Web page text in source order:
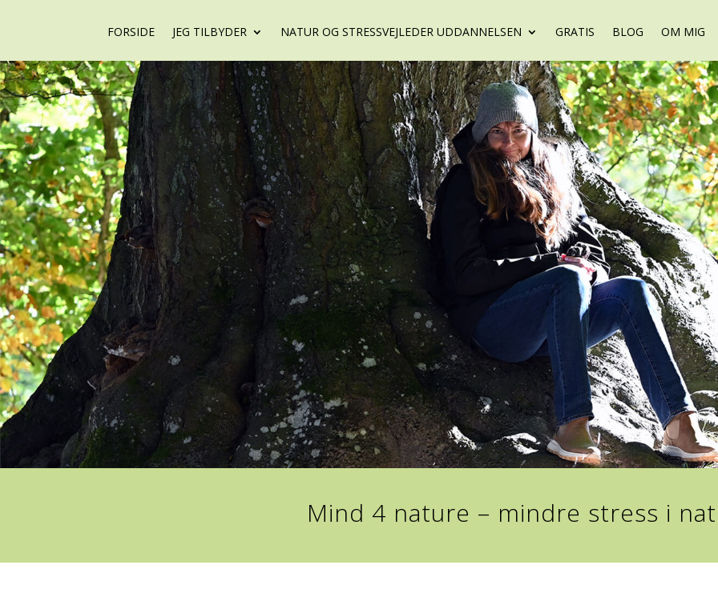
FORSIDE JEG TILBYDER NATUR OG STRESSVEJLEDER UDDANNELSEN GRATIS BLOG OM MIG
Mind 4 nature – mindre stress i